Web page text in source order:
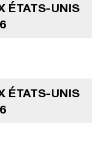
ÉTATS-UNIS
ÉTATS-UNIS